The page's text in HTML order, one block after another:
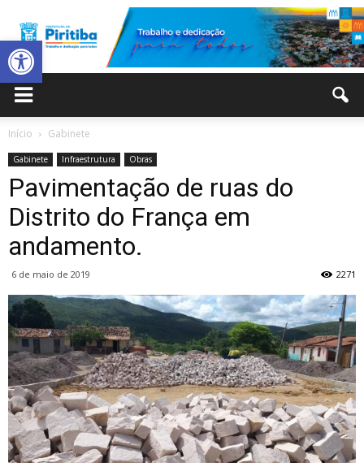
Abrir a barra de ferramentas
Municipal
Piritiba
Início Gabinete
Gabinete Infraestrutura Obras
Pavimentação de ruas do
Distrito do França em
andamento.
6 de maio de 2019 2271